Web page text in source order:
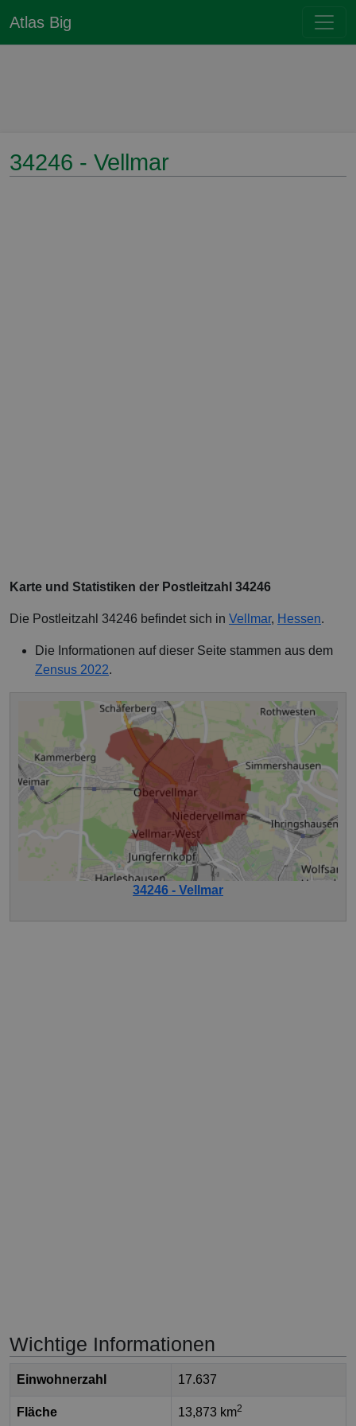
Atlas Big
34246 - Vellmar
Karte und Statistiken der Postleitzahl 34246
Die Postleitzahl 34246 befindet sich in Vellmar, Hessen.
Die Informationen auf dieser Seite stammen aus dem
Zensus 2022.
34246 - Vellmar
Wichtige Informationen
Einwohnerzahl 17.637
Fläche 13,873 km2